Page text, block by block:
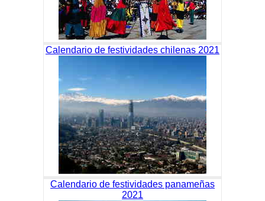
Calendario de festividades chilenas 2021
Calendario de festividades panameñas
2021